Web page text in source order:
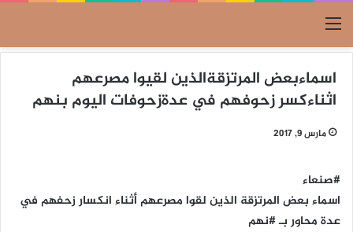
القائمة
اسماءبعض المرتزقةالذين لقيوا مصرعهم
اثناءكسر زحوفهم في عدةزحوفات اليوم بنهم
مارس 9, 2017
#صنعاء
اسماء بعض المرتزقة الذين لقوا مصرعهم أثناء انكسار زحفهم في
عدة محاور بـ #نهم